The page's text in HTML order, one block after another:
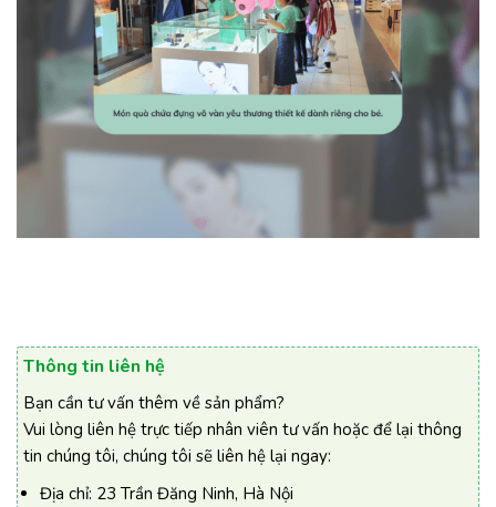
Thông tin liên hệ
Bạn cần tư vấn thêm về sản phẩm?
Vui lòng liên hệ trực tiếp nhân viên tư vấn hoặc để lại thông
tin chúng tôi, chúng tôi sẽ liên hệ lại ngay:
Địa chỉ: 23 Trần Đăng Ninh, Hà Nội